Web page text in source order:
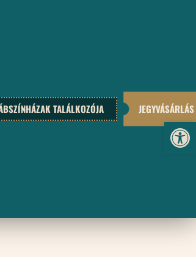
TALÁLKOZÓJA JEGYVÁSÁRLÁS